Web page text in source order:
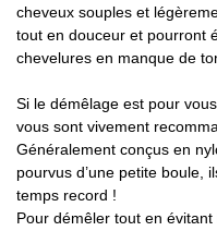
cheveux souples et
tout en douceur et pourront
chevelures en manque de
Si le démêlage est pour
vous sont vivement
Généralement conçus en
pourvus d’une petite boule,
temps record !
Pour démêler tout en